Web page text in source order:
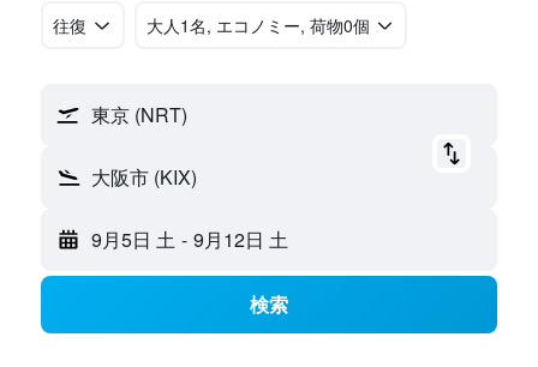
往復 ​大人1名, エコノミー, 荷物0個
東京 (NRT)
大阪市 (KIX)
9月5日 土 - 9月12日 土
検索